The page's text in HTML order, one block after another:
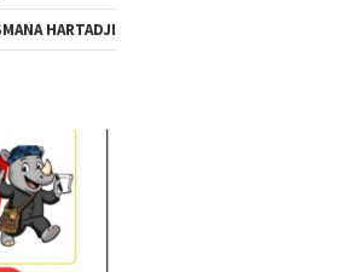
PT Amerta Indah Otsuka
Satukan Pelajar Indonesia–
Jepang Lewat Pertukaran
HARTADJI